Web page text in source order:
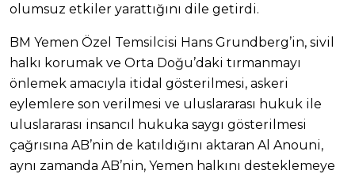
olumsuz etkiler yarattığını dile getirdi.
BM Yemen Özel Temsilcisi Hans Grundberg’in, sivil
halkı korumak ve Orta Doğu’daki tırmanmayı
önlemek amacıyla itidal gösterilmesi, askeri
eylemlere son verilmesi ve uluslararası hukuk ile
uluslararası insancıl hukuka saygı gösterilmesi
çağrısına AB’nin de katıldığını aktaran Al Anouni,
aynı zamanda AB’nin, Yemen halkını desteklemeye